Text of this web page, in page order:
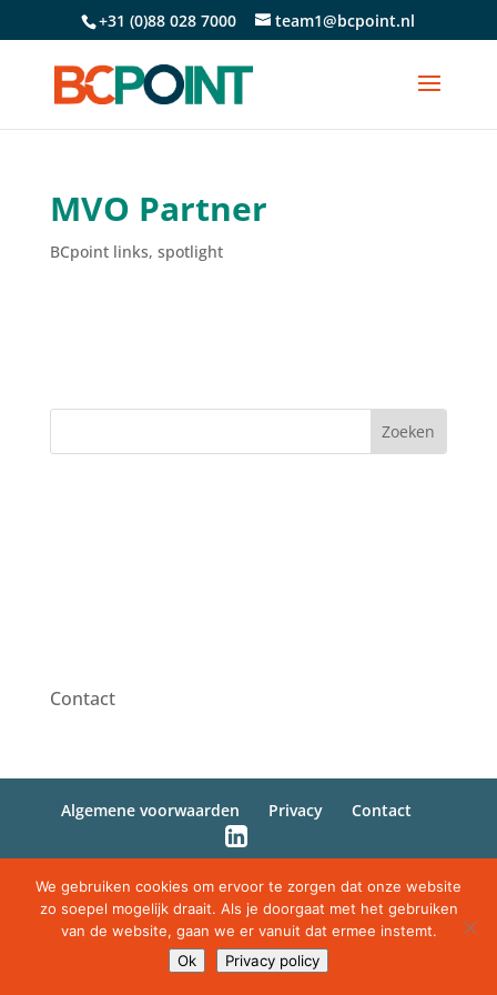
+31 (0)88 028 7000 team1@bcpoint.nl
MVO Partner
BCpoint links, spotlight
Contact
Algemene voorwaarden Privacy Contact
© BCpoint 2026
We gebruiken cookies om ervoor te zorgen dat onze website
zo soepel mogelijk draait. Als je doorgaat met het gebruiken
van de website, gaan we er vanuit dat ermee instemt.
Ok
Privacy policy